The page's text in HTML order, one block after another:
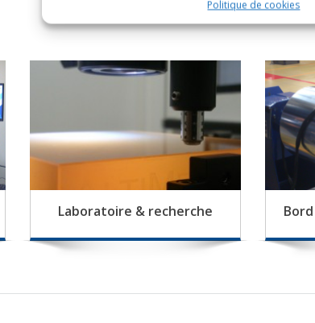
Politique de cookies
Solutions et domaines
Laboratoire & recherche